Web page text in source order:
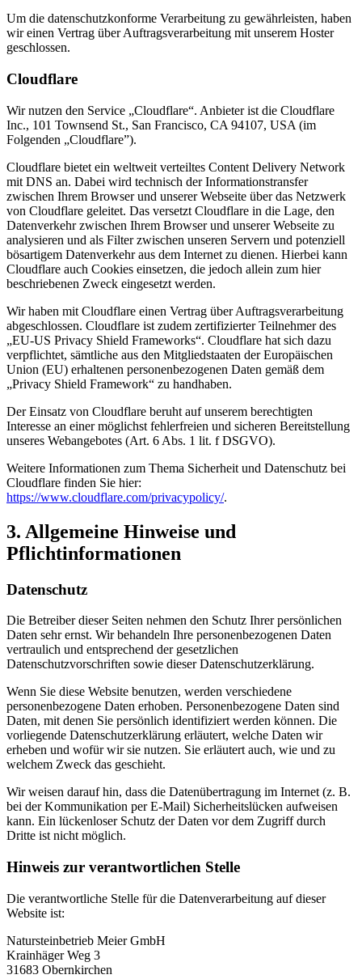
Um die datenschutzkonforme Verarbeitung zu gewährleisten, haben
wir einen Vertrag über Auftragsverarbeitung mit unserem Hoster
geschlossen.
Cloudflare
Wir nutzen den Service „Cloudflare“. Anbieter ist die Cloudflare
Inc., 101 Townsend St., San Francisco, CA 94107, USA (im
Folgenden „Cloudflare”).
Cloudflare bietet ein weltweit verteiltes Content Delivery Network
mit DNS an. Dabei wird technisch der Informationstransfer
zwischen Ihrem Browser und unserer Webseite über das Netzwerk
von Cloudflare geleitet. Das versetzt Cloudflare in die Lage, den
Datenverkehr zwischen Ihrem Browser und unserer Webseite zu
analysieren und als Filter zwischen unseren Servern und potenziell
bösartigem Datenverkehr aus dem Internet zu dienen. Hierbei kann
Cloudflare auch Cookies einsetzen, die jedoch allein zum hier
beschriebenen Zweck eingesetzt werden.
Wir haben mit Cloudflare einen Vertrag über Auftragsverarbeitung
abgeschlossen. Cloudflare ist zudem zertifizierter Teilnehmer des
„EU-US Privacy Shield Frameworks“. Cloudflare hat sich dazu
verpflichtet, sämtliche aus den Mitgliedstaaten der Europäischen
Union (EU) erhaltenen personenbezogenen Daten gemäß dem
„Privacy Shield Framework“ zu handhaben.
Der Einsatz von Cloudflare beruht auf unserem berechtigten
Interesse an einer möglichst fehlerfreien und sicheren Bereitstellung
unseres Webangebotes (Art. 6 Abs. 1 lit. f DSGVO).
Weitere Informationen zum Thema Sicherheit und Datenschutz bei
Cloudflare finden Sie hier:
https://www.cloudflare.com/privacypolicy/.
3. Allgemeine Hinweise und
Pflichtinformationen
Datenschutz
Die Betreiber dieser Seiten nehmen den Schutz Ihrer persönlichen
Daten sehr ernst. Wir behandeln Ihre personenbezogenen Daten
vertraulich und entsprechend der gesetzlichen
Datenschutzvorschriften sowie dieser Datenschutzerklärung.
Wenn Sie diese Website benutzen, werden verschiedene
personenbezogene Daten erhoben. Personenbezogene Daten sind
Daten, mit denen Sie persönlich identifiziert werden können. Die
vorliegende Datenschutzerklärung erläutert, welche Daten wir
erheben und wofür wir sie nutzen. Sie erläutert auch, wie und zu
welchem Zweck das geschieht.
Wir weisen darauf hin, dass die Datenübertragung im Internet (z. B.
bei der Kommunikation per E-Mail) Sicherheitslücken aufweisen
kann. Ein lückenloser Schutz der Daten vor dem Zugriff durch
Dritte ist nicht möglich.
Hinweis zur verantwortlichen Stelle
Die verantwortliche Stelle für die Datenverarbeitung auf dieser
Website ist:
Natursteinbetrieb Meier GmbH
Krainhäger Weg 3
31683 Obernkirchen